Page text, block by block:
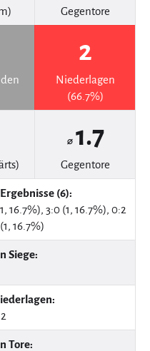
Gegentore
2
Niederlagen
(66.7%)
⌀ 1.7
Gegentore
(6):
16.7%), 3:0 (1, 16.7%), 0:2
16.7%)
Siege:
Tore: